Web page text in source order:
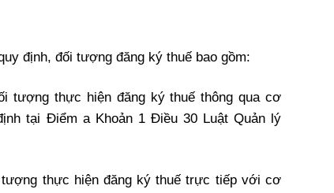
định, đối tượng đăng ký thuế bao gồm:
tượng thực hiện đăng ký thuế thông qua cơ
tại Điểm a Khoản 1 Điều 30 Luật Quản lý
thực hiện đăng ký thuế trực tiếp với cơ